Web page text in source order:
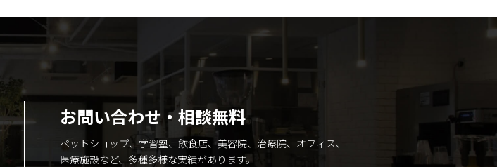
お問い合わせ・相談無料
ペットショップ、学習塾、飲食店、美容院、治療院、オフィス、
医療施設など、多種多様な実績があります。